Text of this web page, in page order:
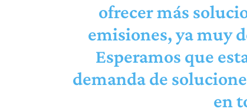
ofrecer más
emisiones, ya muy
Esperamos que
demanda de
en